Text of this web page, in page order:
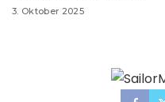
3. Oktober 2025